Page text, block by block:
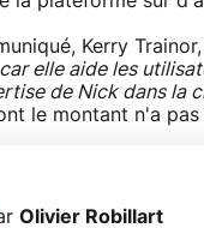
Kerry
car elle aide les
de Nick dans la
le montant n'a
Olivier Robillart